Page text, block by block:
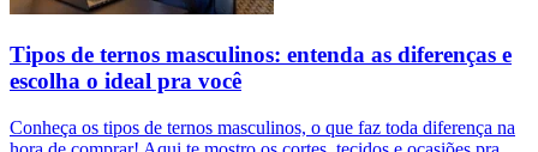
Tipos de ternos masculinos: entenda as diferenças e
escolha o ideal pra você
Conheça os tipos de ternos masculinos, o que faz toda diferença na